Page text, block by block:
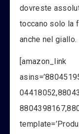
dovreste
toccano solo la
anche nel giallo.
[amazon_link